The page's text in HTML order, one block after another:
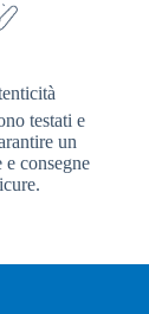
testati e
un
e consegne